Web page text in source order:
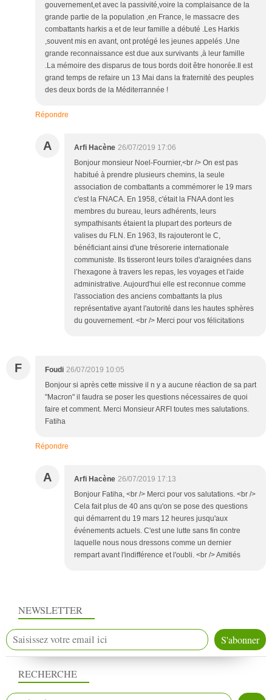
gouvernement,et avec la passivité,voire la complaisance de la
grande partie de la population ,en France, le massacre des
combattants harkis a et de leur famille a débuté .Les Harkis
,souvent mis en avant, ont protégé les jeunes appelés .Une
grande reconnaissance est due aux survivants ,à leur famille
.La mémoire des disparus de tous bords doit être honorée.Il est
grand temps de refaire un 13 Mai dans la fraternité des peuples
des deux bords de la Méditerrannée !
Répondre
A Arfi Hacène 26/07/2019 17:06
Bonjour monsieur Noel-Fournier,<br /> On est pas
habitué à prendre plusieurs chemins, la seule
association de combattants a commémorer le 19 mars
c'est la FNACA. En 1958, c'était la FNAA dont les
membres du bureau, leurs adhérents, leurs
sympathisants étaient la plupart des porteurs de
valises du FLN. En 1963, Ils rajouteront le C,
bénéficiant ainsi d'une trésorerie internationale
communiste. Ils tisseront leurs toiles d'araignées dans
l’hexagone à travers les repas, les voyages et l'aide
administrative. Aujourd'hui elle est reconnue comme
l'association des anciens combattants la plus
représentative ayant l'autorité dans les hautes sphères
du gouvernement. <br /> Merci pour vos félicitations
F Foudi 26/07/2019 10:05
Bonjour si après cette missive il n y a aucune réaction de sa part
"Macron" il faudra se poser les questions nécessaires de quoi
faire et comment. Merci Monsieur ARFI toutes mes salutations.
Fatiha
Répondre
A Arfi Hacène 26/07/2019 17:13
Bonjour Fatiha, <br /> Merci pour vos salutations. <br />
Cela fait plus de 40 ans qu'on se pose des questions
qui démarrent du 19 mars 12 heures jusqu'aux
événements actuels. C'est une lutte sans fin contre
laquelle nous nous dressons comme un dernier
rempart avant l'indifférence et l'oubli. <br /> Amitiés
NEWSLETTER
RECHERCHE